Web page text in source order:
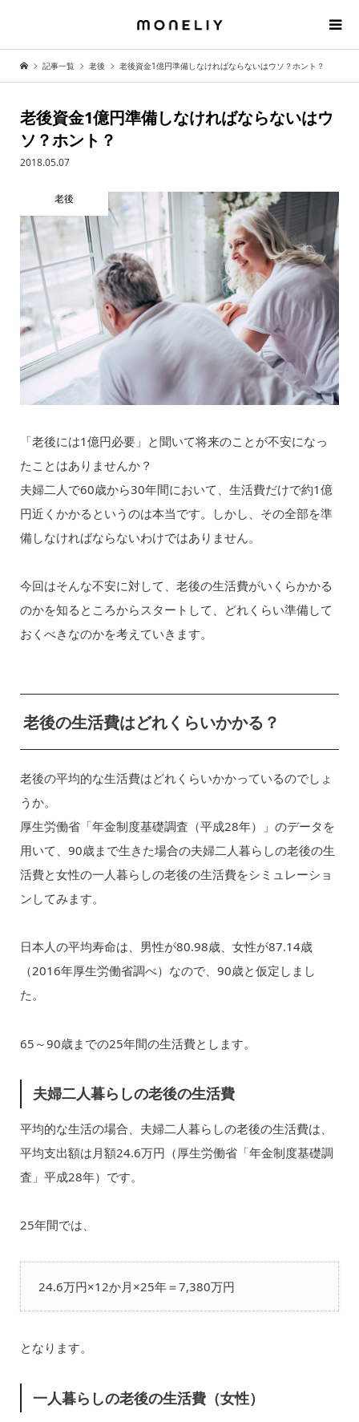
記事一覧 老後 老後資金1億円準備しなければならないはウソ？ホント？
老後資金1億円準備しなければならないはウ
ソ？ホント？
2018.05.07
老後
「老後には1億円必要」と聞いて将来のことが不安になっ
たことはありませんか？
夫婦二人で60歳から30年間において、生活費だけで約1億
円近くかかるというのは本当です。しかし、その全部を準
備しなければならないわけではありません。
今回はそんな不安に対して、老後の生活費がいくらかかる
のかを知るところからスタートして、どれくらい準備して
おくべきなのかを考えていきます。
老後の生活費はどれくらいかかる？
老後の平均的な生活費はどれくらいかかっているのでしょ
うか。
厚生労働省「年金制度基礎調査（平成28年）」のデータを
用いて、90歳まで生きた場合の夫婦二人暮らしの老後の生
活費と女性の一人暮らしの老後の生活費をシミュレーショ
ンしてみます。
日本人の平均寿命は、男性が80.98歳、女性が87.14歳
（2016年厚生労働省調べ）なので、90歳と仮定しまし
た。
65～90歳までの25年間の生活費とします。
夫婦二人暮らしの老後の生活費
平均的な生活の場合、夫婦二人暮らしの老後の生活費は、
平均支出額は月額24.6万円（厚生労働省「年金制度基礎調
査」平成28年）です。
25年間では、
24.6万円×12か月×25年＝7,380万円
となります。
一人暮らしの老後の生活費（女性）